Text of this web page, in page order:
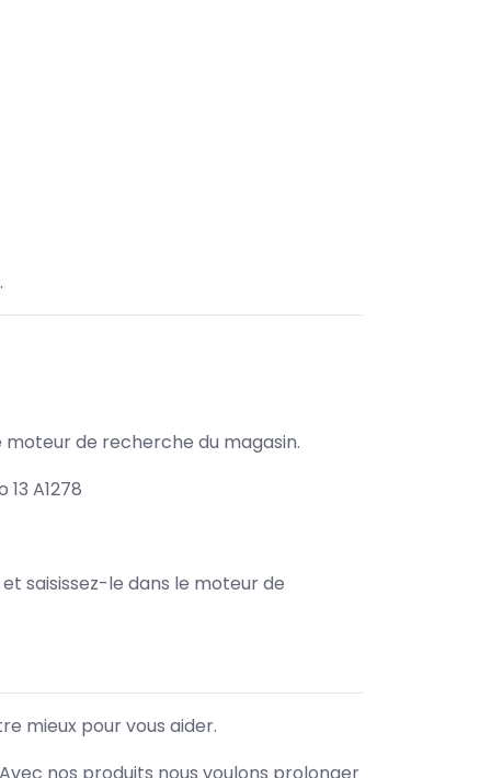
de recherche du magasin.
A1278
saisissez-le dans le moteur de
mieux pour vous aider.